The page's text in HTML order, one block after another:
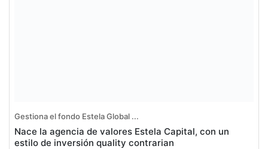
Gestiona el fondo Estela Global ...
Nace la agencia de valores Estela Capital, con un
estilo de inversión quality contrarian